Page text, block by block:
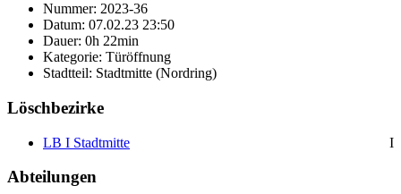
Nummer: 2023-36
Datum: 07.02.23 23:50
Dauer: 0h 22min
Kategorie: Türöffnung
Stadtteil: Stadtmitte (Nordring)
Löschbezirke
LB I Stadtmitte I
Abteilungen